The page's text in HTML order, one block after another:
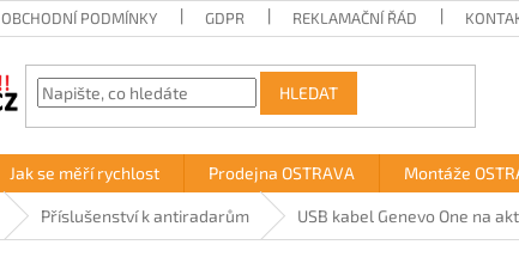
OBCHODNÍ PODMÍNKY GDPR REKLAMAČNÍ ŘÁD
HLEDAT
Jak se měří rychlost Prodejna OSTRAVA Montáže
Příslušenství k antiradarům USB kabel Genevo One na